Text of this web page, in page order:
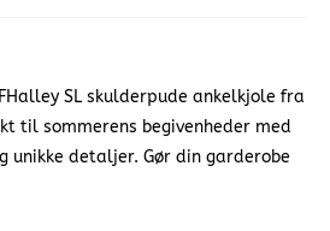
SL skulderpude ankelkjole fra
til sommerens begivenheder med
unikke detaljer. Gør din garderobe